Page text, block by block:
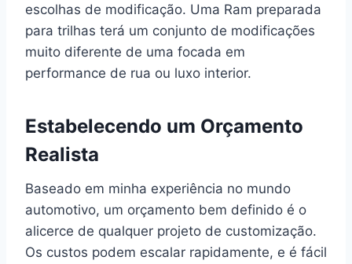
escolhas de modificação. Uma Ram preparada
para trilhas terá um conjunto de modificações
muito diferente de uma focada em
performance de rua ou luxo interior.
Estabelecendo um Orçamento
Realista
Baseado em minha experiência no mundo
automotivo, um orçamento bem definido é o
alicerce de qualquer projeto de customização.
Os custos podem escalar rapidamente, e é fácil